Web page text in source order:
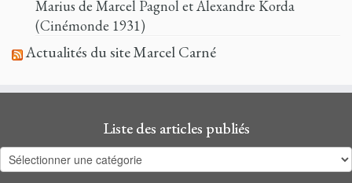
Marius de Marcel Pagnol et Alexandre Korda
(Cinémonde 1931)
Actualités du site Marcel Carné
Liste des articles publiés
Liste
des